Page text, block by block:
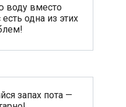
воду вместо
одна из этих
запах пота —